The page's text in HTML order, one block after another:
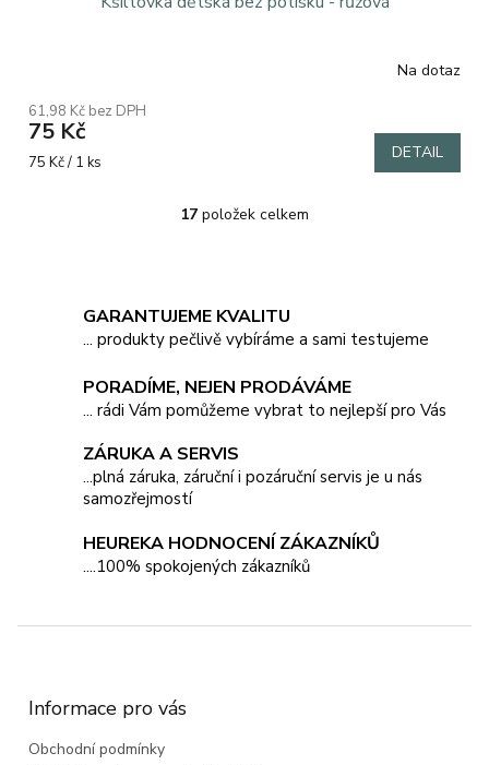
Na dotaz
61,98 Kč bez DPH
75 Kč
Měrná
75 Kč / 1 ks DETAIL
O
d
a
c
p
r
y
v
p
i
s
17 položek celkem
GARANTUJEME KVALITU
... produkty pečlivě vybíráme a sami testujeme
PORADÍME, NEJEN PRODÁVÁME
... rádi Vám pomůžeme vybrat to nejlepší pro Vás
ZÁRUKA A SERVIS
...plná záruka, záruční i pozáruční servis je u nás
samozřejmostí
HEUREKA HODNOCENÍ ZÁKAZNÍKŮ
....100% spokojených zákazníků
Informace pro vás
Obchodní podmínky